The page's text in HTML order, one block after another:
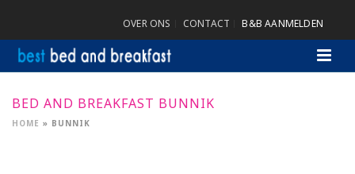
OVER ONS CONTACT B&B AANMELDEN
BED AND BREAKFAST BUNNIK
HOME » BUNNIK